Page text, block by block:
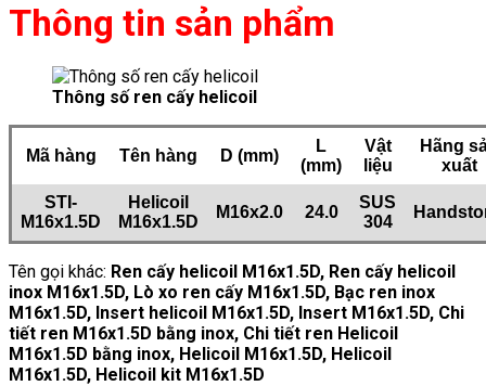
Thông tin sản phẩm
Thông số ren cấy helicoil
Mã hàng Tên hàng D (mm)
L
(mm)
Vật
liệu
Hãng
xuất
STI-
M16x1.5D
Helicoil
M16x1.5D
M16x2.0 24.0
SUS
304
Tên gọi khác: Ren cấy helicoil M16x1.5D, Ren cấy helicoil
inox M16x1.5D, Lò xo ren cấy M16x1.5D, Bạc ren inox
M16x1.5D, Insert helicoil M16x1.5D, Insert M16x1.5D, Chi
tiết ren M16x1.5D bằng inox, Chi tiết ren Helicoil
M16x1.5D bằng inox, Helicoil M16x1.5D, Helicoil
M16x1.5D, Helicoil kit M16x1.5D